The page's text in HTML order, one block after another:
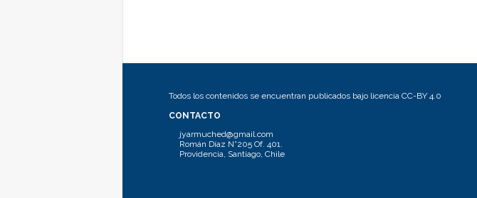
Todos los contenidos se encuentran publicados bajo licencia CC-BY 4.0
CONTACTO
jyarmuched@gmail.com
Román Díaz N°205 Of. 401.
Providencia, Santiago, Chile